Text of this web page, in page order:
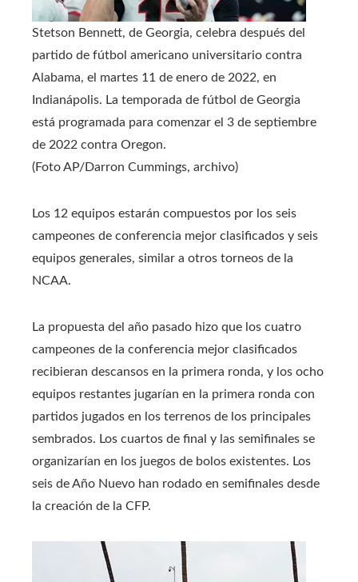
Stetson Bennett, de Georgia, celebra después del
partido de fútbol americano universitario contra
Alabama, el martes 11 de enero de 2022, en
Indianápolis. La temporada de fútbol de Georgia
está programada para comenzar el 3 de septiembre
de 2022 contra Oregon.
(Foto AP/Darron Cummings, archivo)
Los 12 equipos estarán compuestos por los seis
campeones de conferencia mejor clasificados y seis
equipos generales, similar a otros torneos de la
NCAA.
La propuesta del año pasado hizo que los cuatro
campeones de la conferencia mejor clasificados
recibieran descansos en la primera ronda, y los ocho
equipos restantes jugarían en la primera ronda con
partidos jugados en los terrenos de los principales
sembrados. Los cuartos de final y las semifinales se
organizarían en los juegos de bolos existentes. Los
seis de Año Nuevo han rodado en semifinales desde
la creación de la CFP.